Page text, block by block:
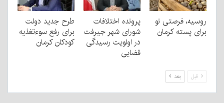
روسیه، فرصتی نو
برای پسته کرمان
پرونده اختلافات
شورای شهر جیرفت
در اولویت رسیدگی
قضایی
طرح جدید دولت
برای رفع سوءتغذیه
کودکان کرمان
قبل بعد